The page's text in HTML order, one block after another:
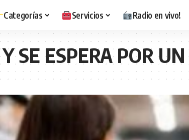
Categorías Servicios Radio en vivo!
SE ESPERA POR